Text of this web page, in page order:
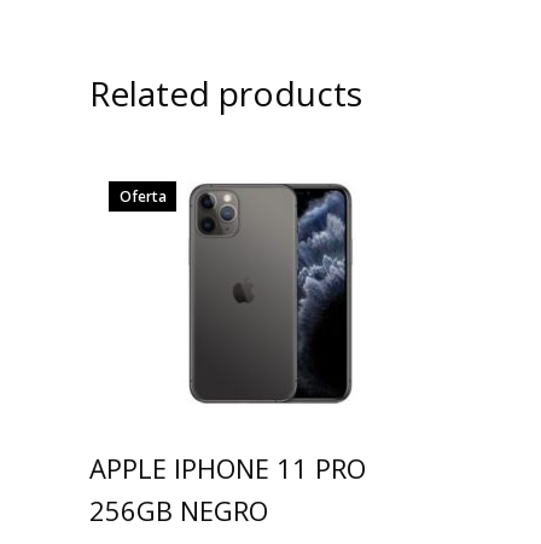
Related products
Oferta
APPLE IPHONE 11 PRO
256GB NEGRO